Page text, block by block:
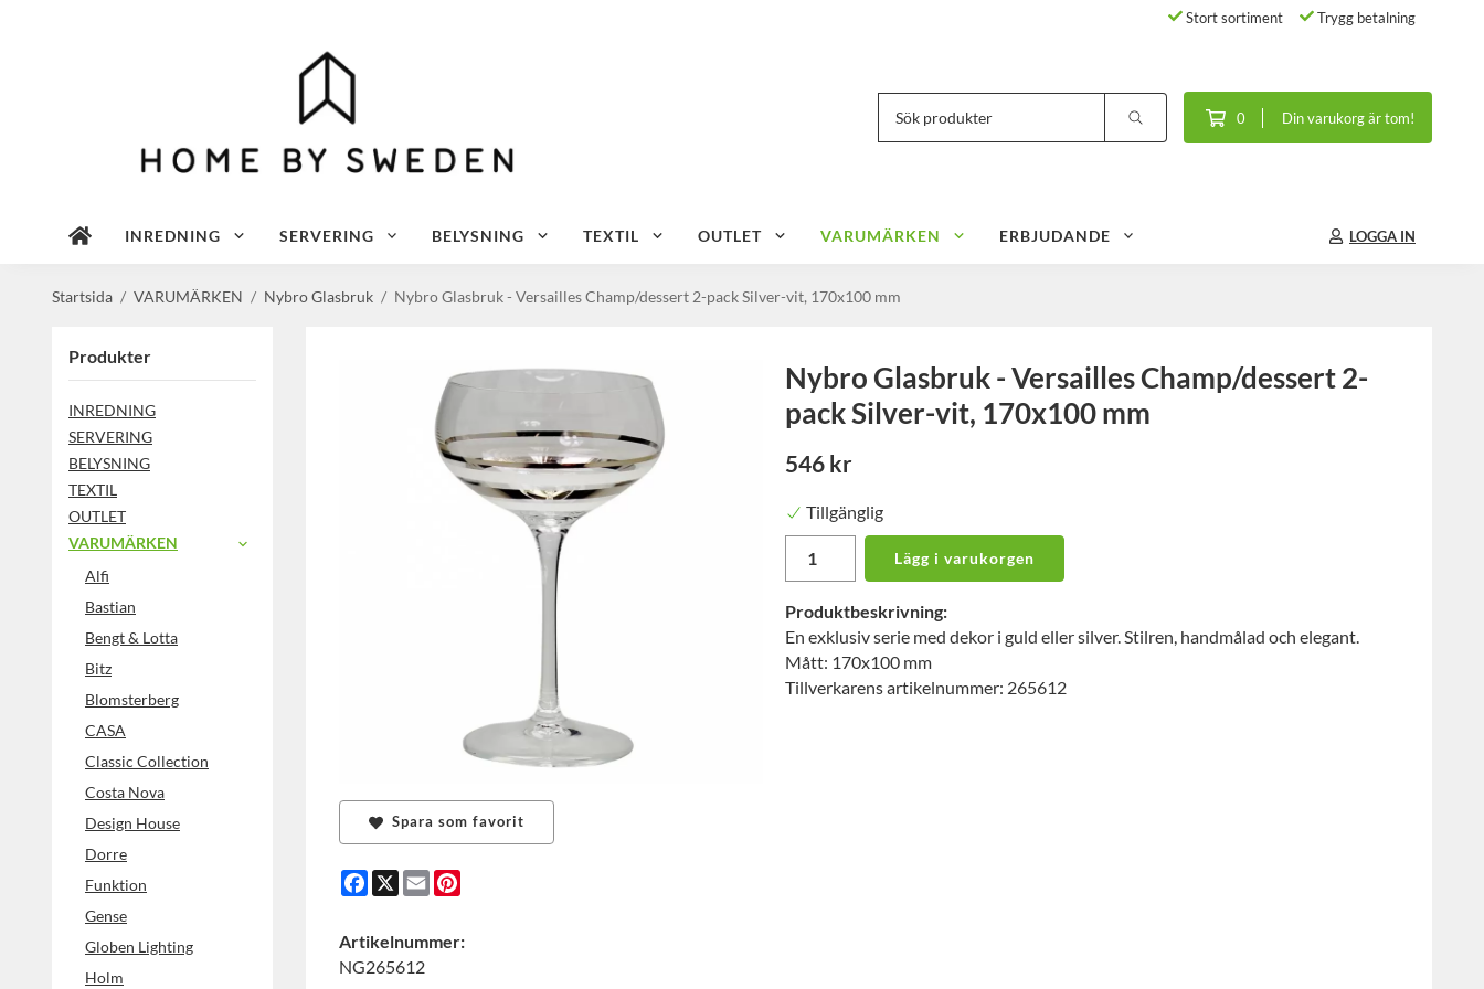
Stort sortiment Trygg betalning
0 Din varukorg är tom!
INREDNING SERVERING BELYSNING TEXTIL OUTLET VARUMÄRKEN ERBJUDANDE LOGGA IN
Startsida / VARUMÄRKEN / Nybro Glasbruk / Nybro Glasbruk - Versailles Champ/dessert 2-pack Silver-vit, 170x100 mm
Produkter
INREDNING
SERVERING
BELYSNING
TEXTIL
OUTLET
VARUMÄRKEN
Alfi
Bastian
Bengt & Lotta
Bitz
Blomsterberg
CASA
Classic Collection
Costa Nova
Design House
Dorre
Funktion
Gense
Globen Lighting
Holm
Nybro Glasbruk - Versailles Champ/dessert 2-
pack Silver-vit, 170x100 mm
546 kr
Tillgänglig
Lägg i varukorgen
Produktbeskrivning:
En exklusiv serie med dekor i guld eller silver. Stilren, handmålad och elegant.
Mått: 170x100 mm
Tillverkarens artikelnummer: 265612
Spara som favorit
Facebook
X Email
Artikelnummer:
NG265612